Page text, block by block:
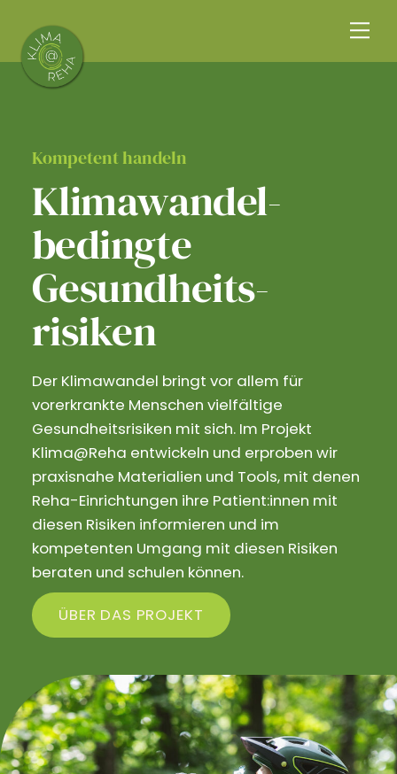
content
Kompetent handeln
Klimawandel­
bedingte
Gesundheits­
risiken
Der Klimawandel bringt vor allem für
vorerkrankte Menschen vielfältige
Gesundheitsrisiken mit sich. Im Projekt
Klima@Reha entwickeln und erproben wir
praxisnahe Materialien und Tools, mit denen
Reha-Einrichtungen ihre Patient:innen mit
diesen Risiken informieren und im
kompetenten Umgang mit diesen Risiken
beraten und schulen können.
ÜBER DAS PROJEKT